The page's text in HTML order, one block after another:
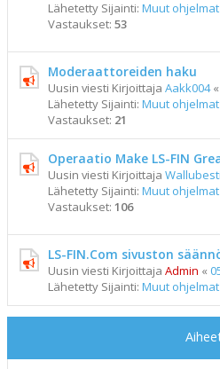
Lähetetty Sijainti: Muut ohjelmat
Vastaukset: 53
Moderaattoreiden haku
Uusin viesti Kirjoittaja Aakk004«
Lähetetty Sijainti: Muut ohjelmat
Vastaukset: 21
Operaatio Make LS-FIN
Uusin viesti Kirjoittaja Wallubesti
Lähetetty Sijainti: Muut ohjelmat
Vastaukset: 106
LS-FIN.Com sivuston
Uusin viesti Kirjoittaja Admin «
Lähetetty Sijainti: Muut ohjelmat